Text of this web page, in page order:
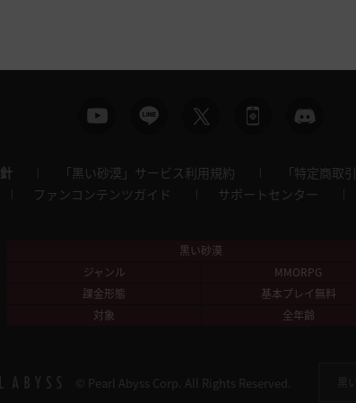
「黒い砂漠」サービス利用規約 「特定商取
ファンコンテンツガイド
サポートセンター
黒い砂漠
ジャンル
MMORPG
課金形態
基本プレイ無料
対象
全年齢
黒
© Pearl Abyss Corp. All Rights Reserved.